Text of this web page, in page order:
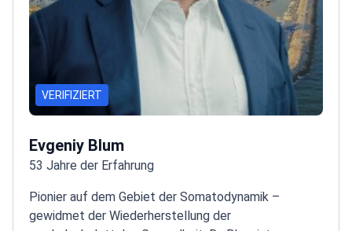
VERIFIZIERT
Evgeniy Blum
53 Jahre der Erfahrung
Pionier auf dem Gebiet der Somatodynamik –
gewidmet der Wiederherstellung der